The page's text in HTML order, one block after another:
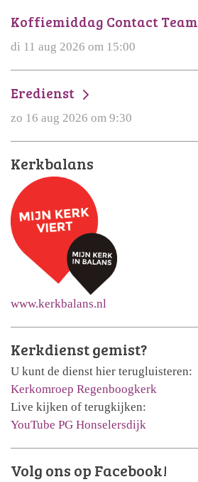
Koffiemiddag Contact Team
di 11 aug 2026 om 15:00
Eredienst
zo 16 aug 2026 om 9:30
Kerkbalans
www.kerkbalans.nl
Kerkdienst gemist?
U kunt de dienst hier terugluisteren:
Kerkomroep Regenboogkerk
Live kijken of terugkijken:
YouTube PG Honselersdijk
Volg ons op Facebook!